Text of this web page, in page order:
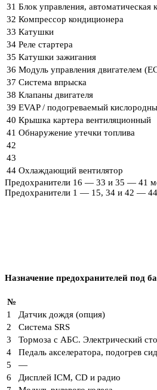
31 Блок управления, автоматическая
32 Компрессор кондиционера
33 Катушки
34 Реле стартера
35 Катушки зажигания
36 Модуль управления двигателем
37 Система впрыска
38 Клапаны двигателя
39 EVAP / подогреваемый
40 Крышка картера вентиляционный
41 Обнаружение утечки топлива
42
43
44 Охлаждающий вентилятор
Предохранители 16 — 33 и 35 — 41
Предохранители 1 — 15, 34 и 42 — 44
Назначение предохранителей под
№
1
Датчик дождя (опция)
2
Система SRS
3
Тормоза с АБС. Электрический
4
Педаль акселератора, подогрев
5
—
6
Дисплей ICM, CD и радио